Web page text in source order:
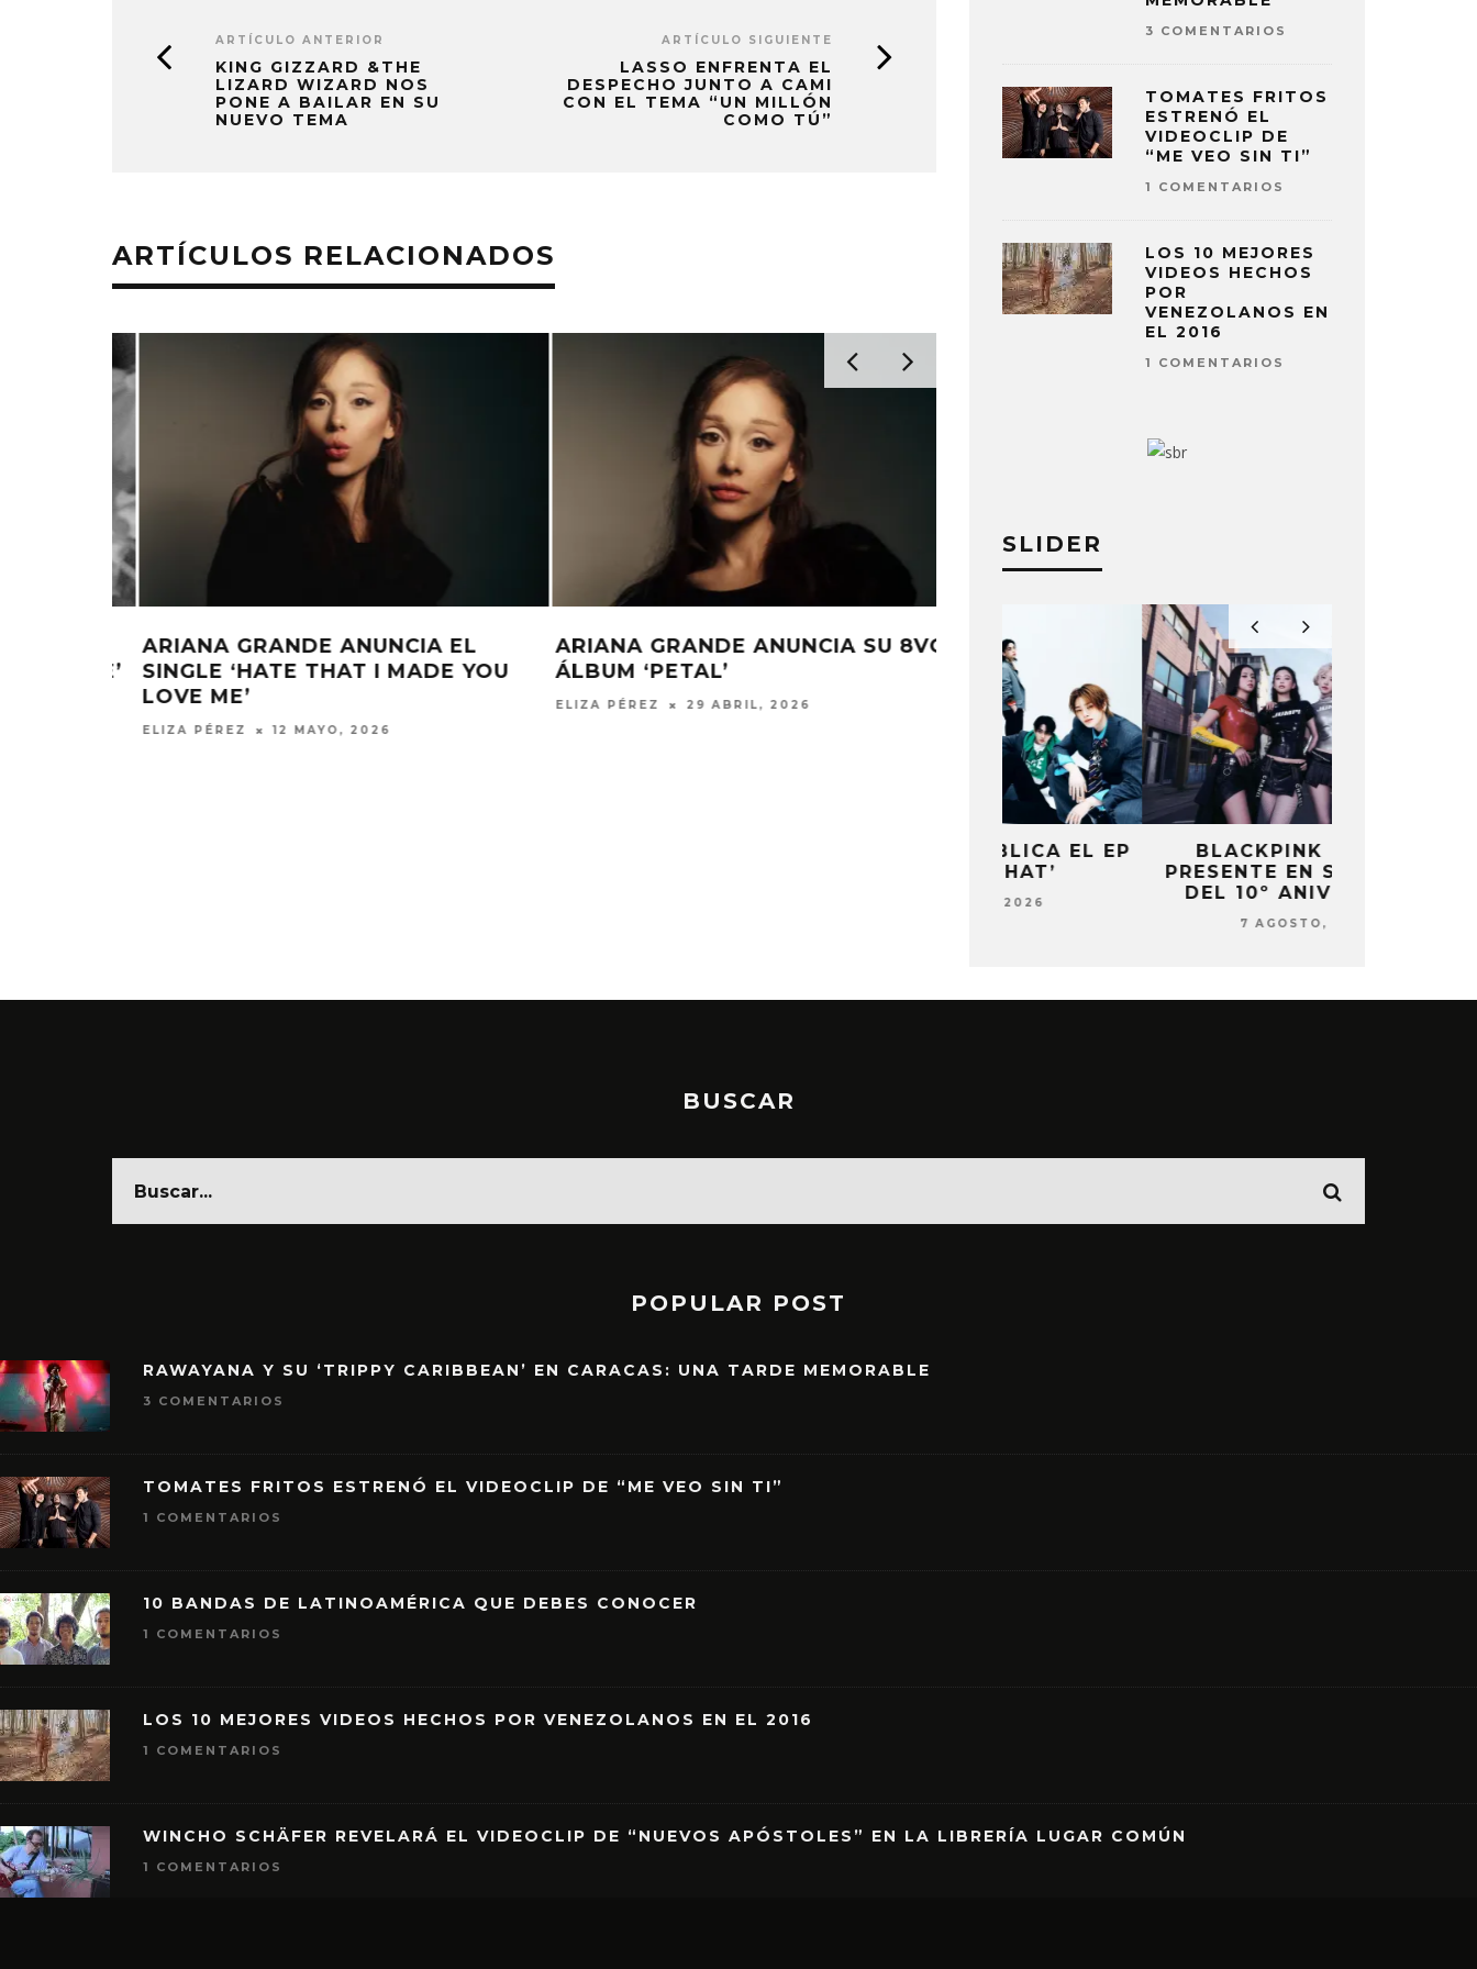
ARTÍCULO ANTERIOR
KING GIZZARD &THE
LIZARD WIZARD NOS
PONE A BAILAR EN SU
NUEVO TEMA
ARTÍCULO SIGUIENTE
LASSO ENFRENTA EL
DESPECHO JUNTO A CAMI
CON EL TEMA “UN MILLÓN
COMO TÚ”
ARTÍCULOS RELACIONADOS
ARIANA GRANDE ANUNCIA SU 8VO
ÁLBUM ‘PETAL’
ELIZA PÉREZ
OSCAR CONFIRMA
PRESENTACIONES DE CYNTHIA
ERIVO, ARIANA GRANDE Y LISA
3 COMENTARIOS
TOMATES FRITOS
ESTRENÓ EL
VIDEOCLIP DE
“ME VEO SIN TI”
1 COMENTARIOS
LOS 10 MEJORES
VIDEOS HECHOS
POR
VENEZOLANOS EN
EL 2016
1 COMENTARIOS
SLIDER
BLACKPINK ESTARÁ
PRESENTE EN SU EVENTO
DEL 10º ANIVERSARIO
BUSCAR
POPULAR POST
RAWAYANA Y SU ‘TRIPPY CARIBBEAN’ EN CARACAS: UNA TARDE MEMORABLE
3 COMENTARIOS
TOMATES FRITOS ESTRENÓ EL VIDEOCLIP DE “ME VEO SIN TI”
1 COMENTARIOS
10 BANDAS DE LATINOAMÉRICA QUE DEBES CONOCER
1 COMENTARIOS
LOS 10 MEJORES VIDEOS HECHOS POR VENEZOLANOS EN EL 2016
1 COMENTARIOS
WINCHO SCHÄFER REVELARÁ EL VIDEOCLIP DE “NUEVOS APÓSTOLES” EN LA LIBRERÍA LUGAR COMÚN
1 COMENTARIOS